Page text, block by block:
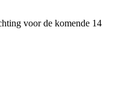
voor de komende 14